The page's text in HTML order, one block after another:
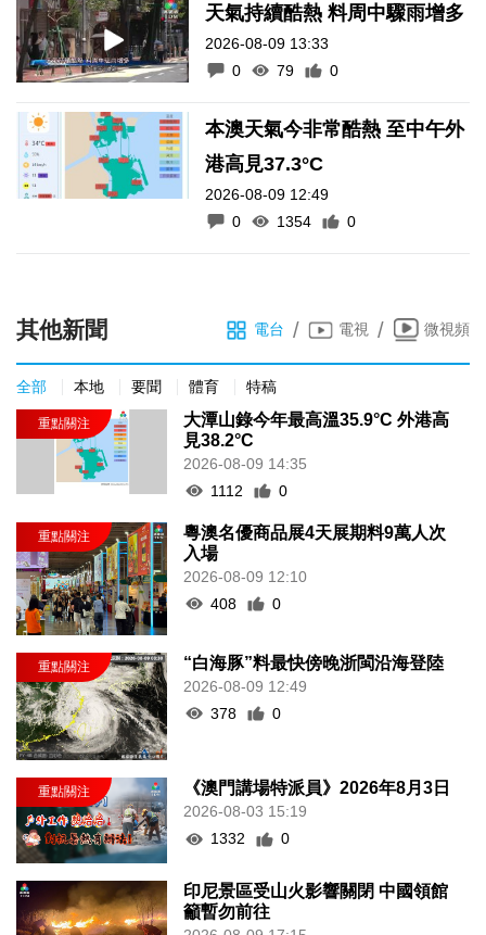
天氣持續酷熱 料周中驟雨增多
2026-08-09 13:33
0
79 0
本澳天氣今非常酷熱 至中午外
港高見37.3°C
2026-08-09 12:49
0
1354 0
其他新聞 電台 / 電視 / 微視頻
全部 本地 要聞 體育 特稿
大潭山錄今年最高溫35.9°C 外港高
見38.2°C
2026-08-09 14:35
1112
0
粵澳名優商品展4天展期料9萬人次
入場
2026-08-09 12:10
408
0
“白海豚”料最快傍晚浙閩沿海登陸
2026-08-09 12:49
378
0
《澳門講場特派員》2026年8月3日
2026-08-03 15:19
1332
0
印尼景區受山火影響關閉 中國領館
籲暫勿前往